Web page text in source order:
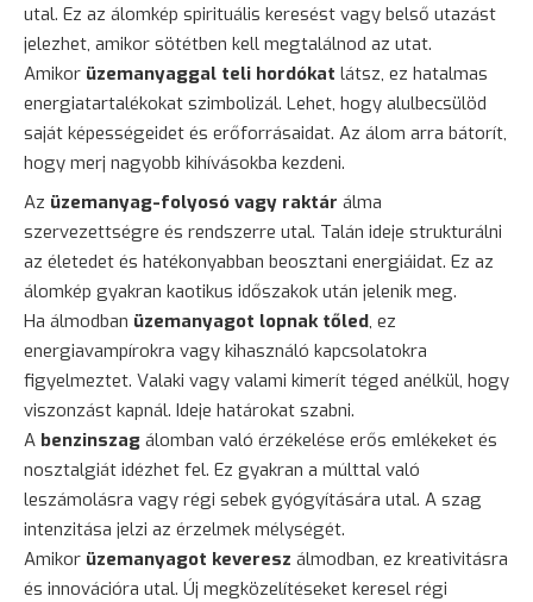
utal. Ez az álomkép spirituális keresést vagy belső utazást
jelezhet, amikor sötétben kell megtalálnod az utat.
Amikor üzemanyaggal teli hordókat látsz, ez hatalmas
energiatartalékokat szimbolizál. Lehet, hogy alulbecsülöd
saját képességeidet és erőforrásaidat. Az álom arra bátorít,
hogy merj nagyobb kihívásokba kezdeni.
Az üzemanyag-folyosó vagy raktár álma
szervezettségre és rendszerre utal. Talán ideje strukturálni
az életedet és hatékonyabban beosztani energiáidat. Ez az
álomkép gyakran kaotikus időszakok után jelenik meg.
Ha álmodban üzemanyagot lopnak tőled, ez
energiavampírokra vagy kihasználó kapcsolatokra
figyelmeztet. Valaki vagy valami kimerít téged anélkül, hogy
viszonzást kapnál. Ideje határokat szabni.
A benzinszag álomban való érzékelése erős emlékeket és
nosztalgiát idézhet fel. Ez gyakran a múlttal való
leszámolásra vagy régi sebek gyógyítására utal. A szag
intenzitása jelzi az érzelmek mélységét.
Amikor üzemanyagot keveresz álmodban, ez kreativitásra
és innovációra utal. Új megközelítéseket keresel régi